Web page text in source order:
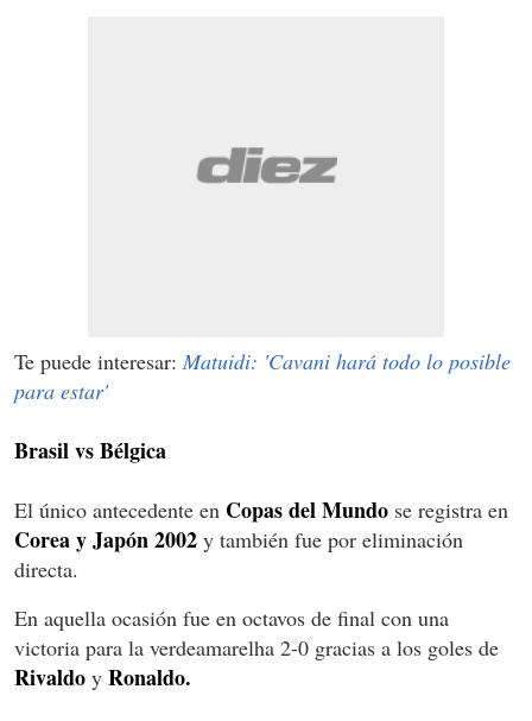
Te puede interesar: Matuidi: 'Cavani hará todo lo posible
para estar'
Brasil vs Bélgica
El único antecedente en Copas del Mundo se registra en
Corea y Japón 2002 y también fue por eliminación
directa.
En aquella ocasión fue en octavos de final con una
victoria para la verdeamarelha 2-0 gracias a los goles de
Rivaldo y Ronaldo.